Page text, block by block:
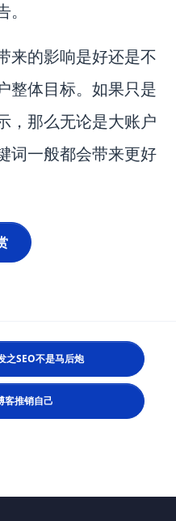
来的影响是好还是不
整体目标。如果只是
，那么无论是大账户
词一般都会带来更好
之SEO不是马后炮
客推销自己